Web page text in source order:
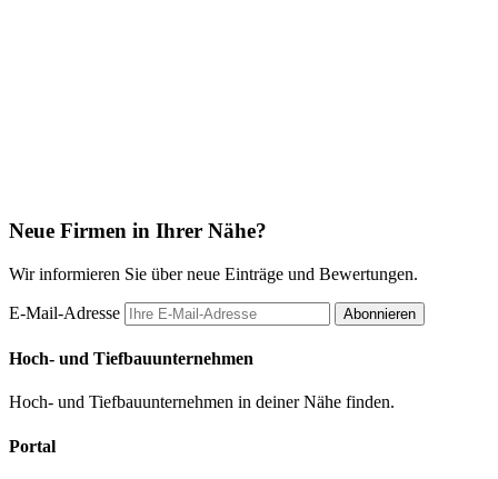
Neue Firmen in Ihrer Nähe?
Wir informieren Sie über neue Einträge und Bewertungen.
E-Mail-Adresse Abonnieren
Hoch- und Tiefbauunternehmen
Hoch- und Tiefbauunternehmen in deiner Nähe finden.
Portal